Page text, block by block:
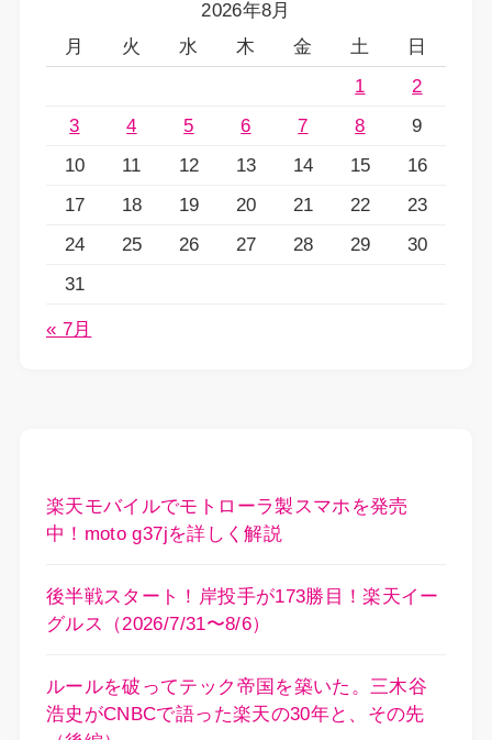
2026年8月
月
火 水 木 金 土
日
1
2
3
4 5 6 7 8
9
10
11 12 13 14 15
16
17
18 19 20 21 22
23
24
25 26 27 28 29
30
31
« 7月
楽天モバイルでモトローラ製スマホを発売
中！moto g37jを詳しく解説
後半戦スタート！岸投手が173勝目！楽天イー
グルス（2026/7/31〜8/6）
ルールを破ってテック帝国を築いた。三木谷
浩史がCNBCで語った楽天の30年と、その先